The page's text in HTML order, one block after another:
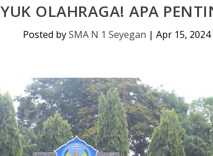
YUK OLAHRAGA! APA
Posted bySMA N 1 Seyegan | Apr 15, 2024